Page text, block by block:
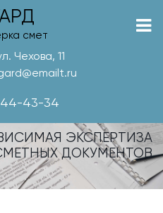
смет
Чехова, 11
43-34
ЭКСПЕРТИЗА
ДОКУМЕНТОВ